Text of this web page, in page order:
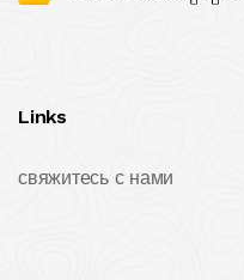
Links
свяжитесь с нами